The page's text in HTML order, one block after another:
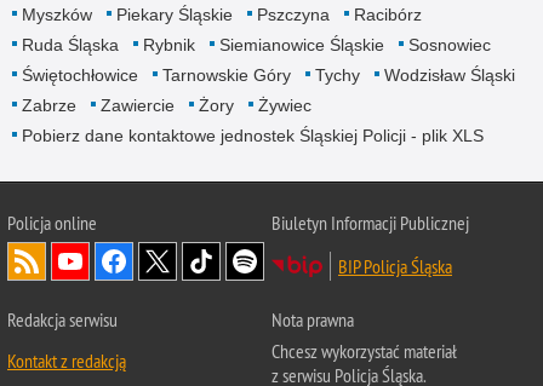
Myszków
Piekary Śląskie Pszczyna
Racibórz
Ruda Śląska
Rybnik Siemianowice Śląskie
Sosnowiec
Świętochłowice
Tarnowskie Góry Tychy
Wodzisław Śląski
Zabrze
Zawiercie Żory
Żywiec
Pobierz dane kontaktowe jednostek Śląskiej Policji - plik XLS
Policja online
Biuletyn Informacji Publicznej
BIP Policja Śląska
Redakcja serwisu
Kontakt z redakcją
Nota prawna
Chcesz wykorzystać materiał
z serwisu Policja Śląska.